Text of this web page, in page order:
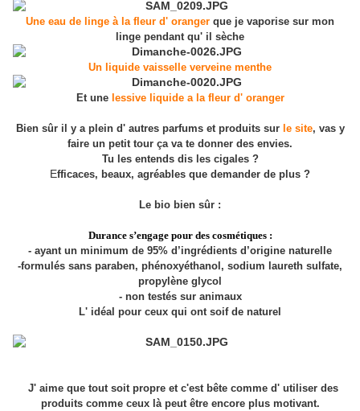
Une eau de linge à la fleur d' oranger que je vaporise sur mon
linge pendant qu' il sèche
Un liquide vaisselle verveine menthe
Et une lessive liquide a la fleur d' oranger
Bien sûr il y a plein d' autres parfums et produits sur le site, vas y
faire un petit tour ça va te donner des envies.
Tu les entends dis les cigales ?
Efficaces, beaux, agréables que demander de plus ?
Le bio bien sûr :
Durance s’engage pour des cosmétiques :
- ayant un minimum de 95% d’ingrédients d’origine naturelle
-formulés sans paraben, phénoxyéthanol, sodium laureth sulfate,
propylène glycol
- non testés sur animaux
L' idéal pour ceux qui ont soif de naturel
J' aime que tout soit propre et c'est bête comme d' utiliser des
produits comme ceux là peut être encore plus motivant.